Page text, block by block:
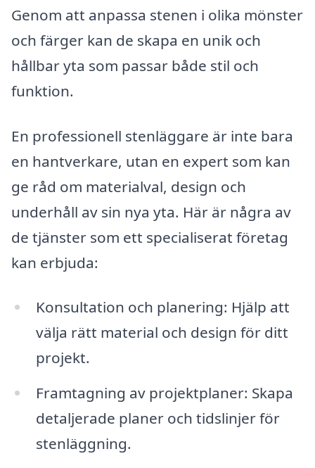
Genom att anpassa stenen i olika mönster
och färger kan de skapa en unik och
hållbar yta som passar både stil och
funktion.
En professionell stenläggare är inte bara
en hantverkare, utan en expert som kan
ge råd om materialval, design och
underhåll av sin nya yta. Här är några av
de tjänster som ett specialiserat företag
kan erbjuda:
Konsultation och planering: Hjälp att
välja rätt material och design för ditt
projekt.
Framtagning av projektplaner: Skapa
detaljerade planer och tidslinjer för
stenläggning.